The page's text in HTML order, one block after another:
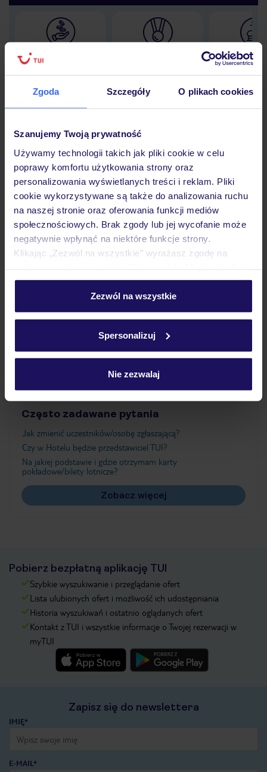
Zgoda Szczegóły O plikach cookies
Szanujemy Twoją prywatność
Używamy technologii takich jak pliki cookie w celu
poprawy komfortu użytkowania strony oraz
personalizowania wyświetlanych treści i reklam. Pliki
cookie wykorzystywane są także do analizowania ruchu
na naszej stronie oraz oferowania funkcji mediów
społecznościowych. Brak zgody lub jej wycofanie może
negatywnie wpłynąć na niektóre funkcje strony.
Klikając „Zezwól na wszystkie” wyrażasz zgodę na
personalizować swój wybór wchodząc w zakładkę
Szczegółowe informacje o plikach cookie znajdziesz
Zezwól na wszystkie
Spersonalizuj
Nie zezwalaj
Lider niskich cen 30 lat w
Hotel
Opinie
Pokoje
Atrakcje
Ważne informacje
Często zadawane pytania
Jak zmienić uczestników/osobę zgłaszającą?
Czy w Hotelu będzie przedstawiciel TUI?
Na jakiej podstawie i gdzie otrzymam karty
pokładowe/bilety lotnicze?
Zobacz więcej
Pobierz bezpłatną aplikację TUI
Szybkie wyszukiwanie i przeglądanie ofert
Lista ulubionych ofert i możliwość ich udostępniania
Historia wyszukiwań i ostatnio oglądanych ofert
Kontakt z TUI i wszystkie informacje o Twojej rezerwacji w
myTUI
Zapisz się do newslettera
IMIĘ*
E-MAIL*